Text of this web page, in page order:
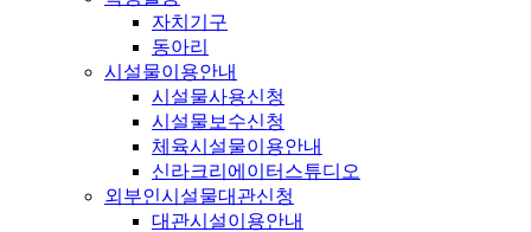
자치기구
동아리
시설물이용안내
시설물사용신청
시설물보수신청
체육시설물이용안내
신라크리에이터스튜디오
외부인시설물대관신청
대관시설이용안내